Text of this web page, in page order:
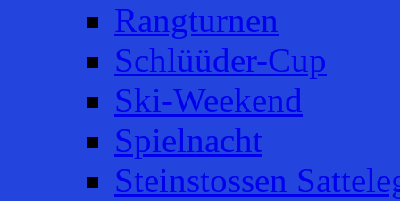
Rangturnen
Schlüüder-Cup
Ski-Weekend
Spielnacht
Steinstossen